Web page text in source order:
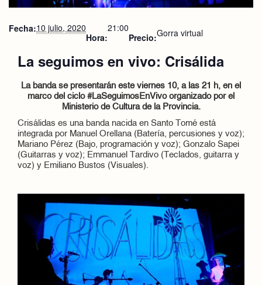
Fecha:10 julio, 2020
Hora:
21:00
Precio:Gorra virtual
La seguimos en vivo: Crisálida
La banda se presentarán este viernes 10, a las 21 h, en el
marco del ciclo #LaSeguimosEnVivo organizado por el
Ministerio de Cultura de la Provincia.
Crisálidas es una banda nacida en Santo Tomé está
integrada por Manuel Orellana (Batería, percusiones y voz);
Mariano Pérez (Bajo, programación y voz); Gonzalo Sapei
(Guitarras y voz); Emmanuel Tardivo (Teclados, guitarra y
voz) y Emiliano Bustos (Visuales).